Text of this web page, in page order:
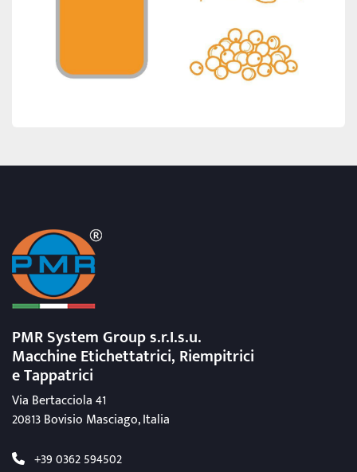
PMR System Group s.r.I.s.u.
Macchine Etichettatrici, Riempitrici
e Tappatrici
Via Bertacciola 41
20813 Bovisio Masciago, Italia
+39 0362 594502